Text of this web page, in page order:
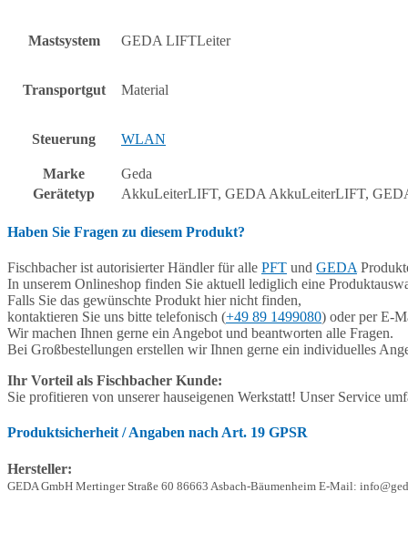
Mastsystem GEDA LIFTLeiter
Transportgut Material
Steuerung WLAN
Marke
Geda
Gerätetyp
AkkuLeiterLIFT, GEDA AkkuLeiterLIFT,
Haben Sie Fragen zu diesem Produkt?
Fischbacher ist autorisierter Händler für alle PFT und GEDA
In unserem Onlineshop finden Sie aktuell lediglich eine
Falls Sie das gewünschte Produkt hier nicht finden,
kontaktieren Sie uns bitte telefonisch (+49 89 1499080) oder per E-
Wir machen Ihnen gerne ein Angebot und beantworten alle Fragen.
Bei Großbestellungen erstellen wir Ihnen gerne ein individuelles
Ihr Vorteil als Fischbacher Kunde:
Sie profitieren von unserer hauseigenen Werkstatt! Unser Service
Produktsicherheit / Angaben nach Art. 19 GPSR
Hersteller:
GEDA GmbH Mertinger Straße 60 86663 Asbach-Bäumenheim E-Mail: